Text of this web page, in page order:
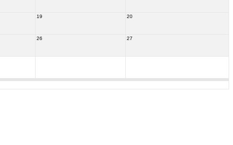
19 20
26 27